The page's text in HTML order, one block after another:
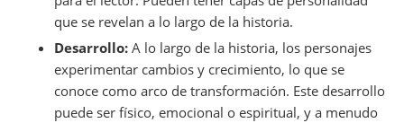
que se revelan a lo largo de la historia.
Desarrollo: A lo largo de la historia, los personajes
experimentar cambios y crecimiento, lo que se
conoce como arco de transformación. Este desarrollo
puede ser físico, emocional o espiritual, y a menudo